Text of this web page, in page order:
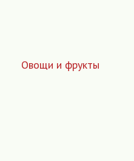
Овощи и фрукты